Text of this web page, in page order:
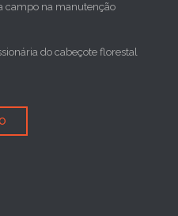
campo na manutenção
do cabeçote florestal